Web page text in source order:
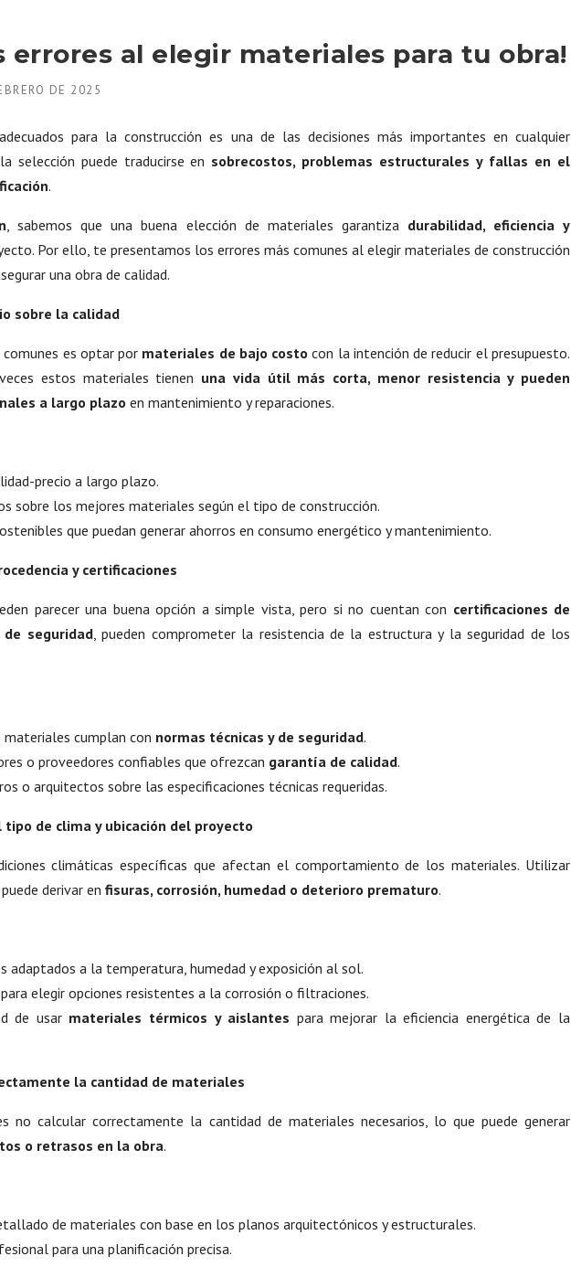
errores al elegir materiales para tu obra!
DE 2025
para la construcción es una de las decisiones más importantes en cualquier
selección puede traducirse en sobrecostos, problemas estructurales y fallas en el
.
, sabemos que una buena elección de materiales garantiza durabilidad, eficiencia y
Por ello, te presentamos los errores más comunes al elegir materiales de construcción
una obra de calidad.
sobre la calidad
es optar por materiales de bajo costo con la intención de reducir el presupuesto.
estos materiales tienen una vida útil más corta, menor resistencia y pueden
a largo plazo en mantenimiento y reparaciones.
precio a largo plazo.
sobre los mejores materiales según el tipo de construcción.
que puedan generar ahorros en consumo energético y mantenimiento.
y certificaciones
parecer una buena opción a simple vista, pero si no cuentan con certificaciones de
seguridad, pueden comprometer la resistencia de la estructura y la seguridad de los
cumplan con normas técnicas y de seguridad.
o proveedores confiables que ofrezcan garantía de calidad.
o arquitectos sobre las especificaciones técnicas requeridas.
tipo de clima y ubicación del proyecto
climáticas específicas que afectan el comportamiento de los materiales. Utilizar
derivar en fisuras, corrosión, humedad o deterioro prematuro.
adaptados a la temperatura, humedad y exposición al sol.
elegir opciones resistentes a la corrosión o filtraciones.
de usar materiales térmicos y aislantes para mejorar la eficiencia energética de la
la cantidad de materiales
no calcular correctamente la cantidad de materiales necesarios, lo que puede generar
o retrasos en la obra.
de materiales con base en los planos arquitectónicos y estructurales.
para una planificación precisa.